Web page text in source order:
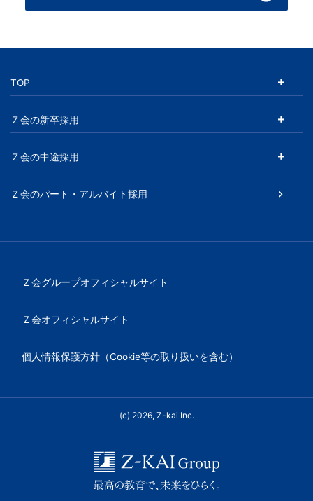
TOP
Ｚ会の新卒採用
Ｚ会の中途採用
Ｚ会のパート・アルバイト採用
Ｚ会グループオフィシャルサイト
Ｚ会オフィシャルサイト
個人情報保護方針（Cookie等の取り扱いを含む）
(c) 2026, Z-kai Inc.